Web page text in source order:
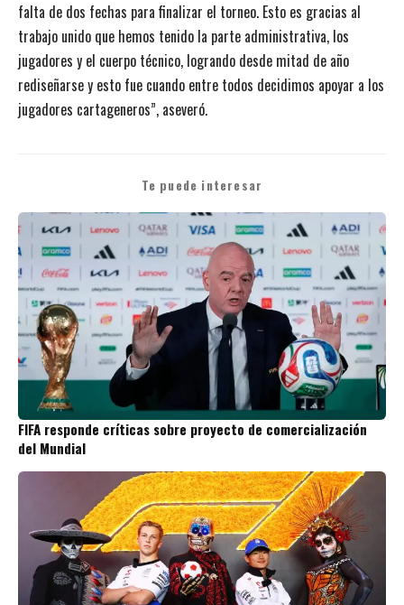
falta de dos fechas para finalizar el torneo. Esto es gracias al
trabajo unido que hemos tenido la parte administrativa, los
jugadores y el cuerpo técnico, logrando desde mitad de año
rediseñarse y esto fue cuando entre todos decidimos apoyar a los
jugadores cartageneros”, aseveró.
Te puede interesar
FIFA responde críticas sobre proyecto de comercialización
del Mundial